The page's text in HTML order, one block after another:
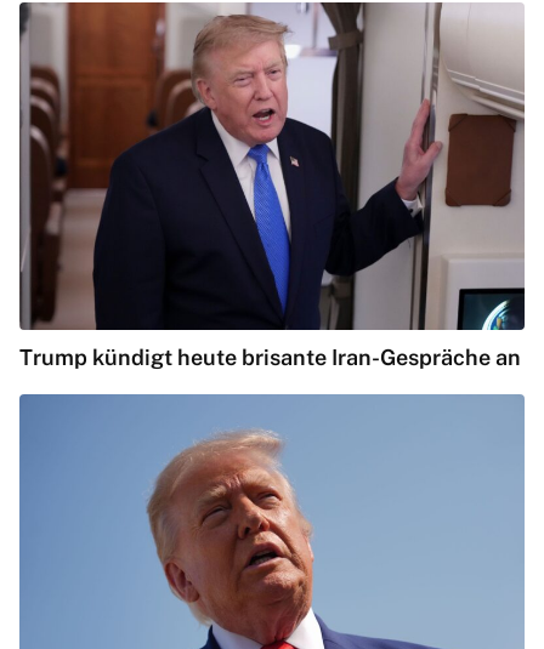
Trump kündigt heute brisante Iran-Gespräche an